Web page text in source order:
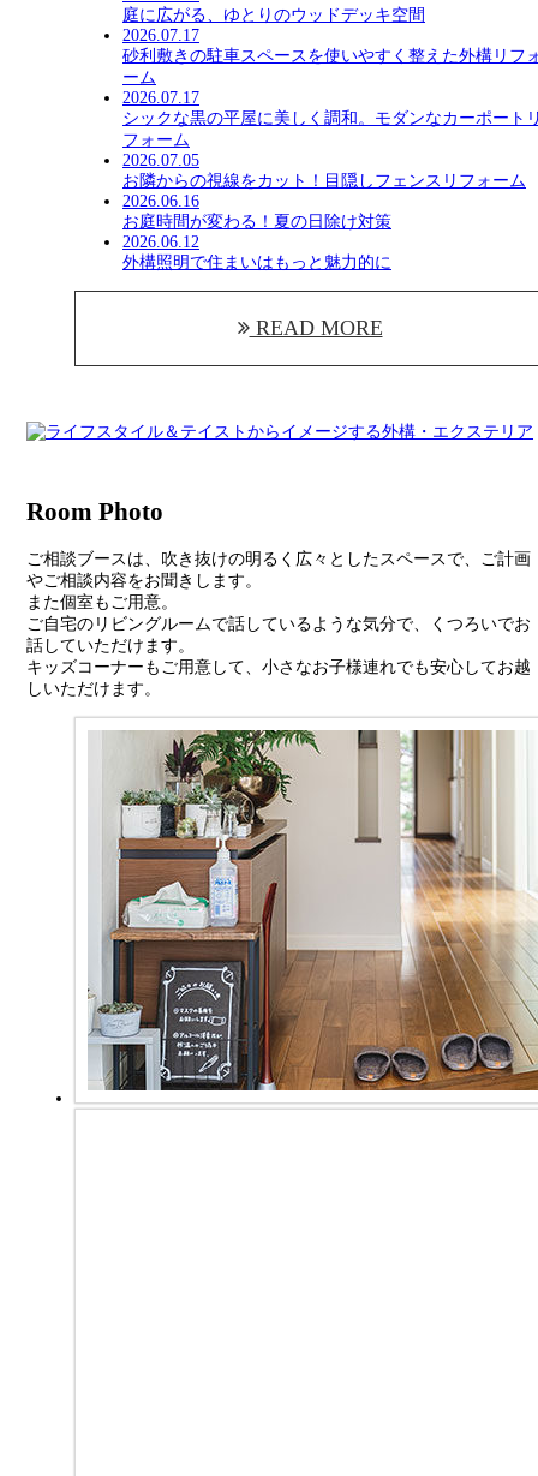
庭に広がる、ゆとりのウッドデッキ空間
2026.07.17
砂利敷きの駐車スペースを使いやすく整えた外構リフ
ーム
2026.07.17
シックな黒の平屋に美しく調和。モダンなカーポート
フォーム
2026.07.05
お隣からの視線をカット！目隠しフェンスリフォーム
2026.06.16
お庭時間が変わる！夏の日除け対策
2026.06.12
外構照明で住まいはもっと魅力的に
READ MORE
Room Photo
ご相談ブースは、吹き抜けの明るく広々としたスペースで、ご計画
やご相談内容をお聞きします。
また個室もご用意。
ご自宅のリビングルームで話しているような気分で、くつろいでお
話していただけます。
キッズコーナーもご用意して、小さなお子様連れでも安心してお越
しいただけます。